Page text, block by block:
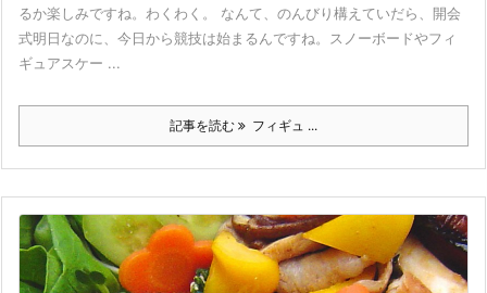
るか楽しみですね。わくわく。 なんて、のんびり構えていだら、開会
式明日なのに、今日から競技は始まるんですね。スノーボードやフィ
ギュアスケー ...
記事を読む フィギュ ...